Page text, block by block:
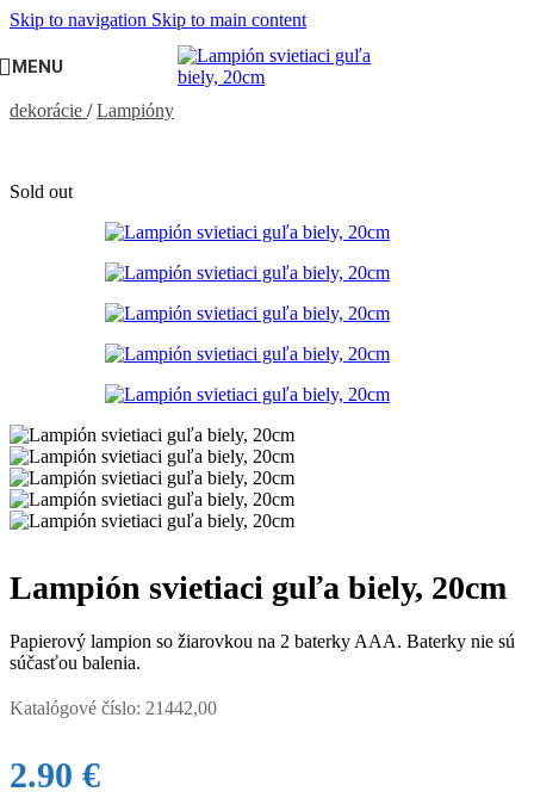
Skip to navigation Skip to main content
MENU
PÁRTY VÝZDOBA, DEKORÁCIE
dekorácie / Lampióny
Sold out
Lampión svietiaci guľa biely, 20cm
Papierový lampion so žiarovkou na 2 baterky AAA. Baterky nie sú
súčasťou balenia.
Katalógové číslo: 21442,00
2.90 €